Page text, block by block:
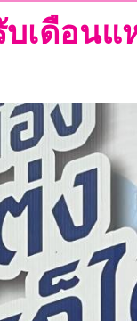
บเดือน